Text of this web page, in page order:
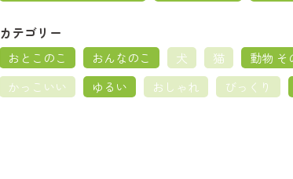
カテゴリー
おとこのこ おんなのこ 犬 猫 動物 そ
かっこいい
ゆるい おしゃれ びっくり